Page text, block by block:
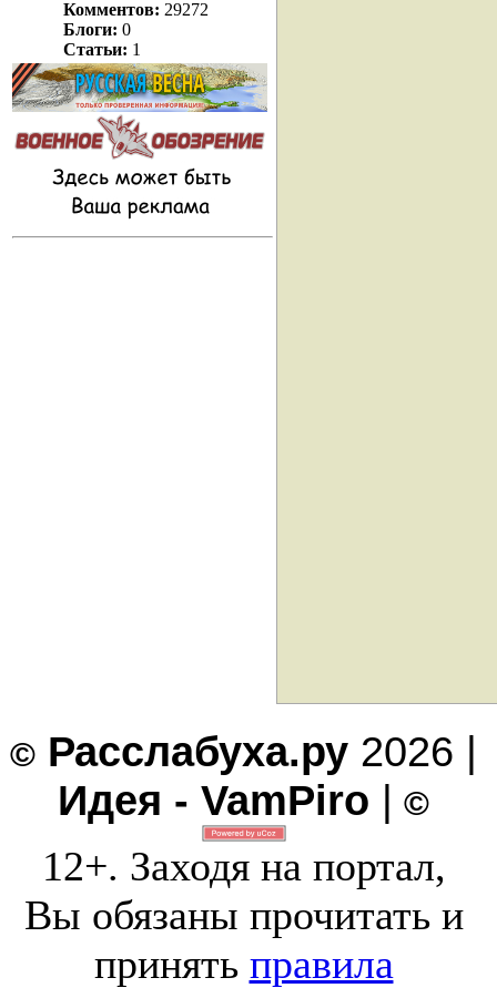
Комментов: 29272
Блоги: 0
Статьи: 1
© Расслабуха.ру 2026 |
Идея - VamPiro | ©
12+. Заходя на портал,
Вы обязаны прочитать и
принять правила